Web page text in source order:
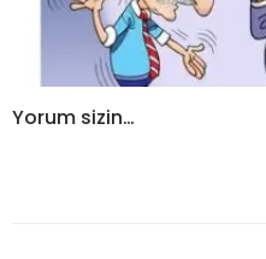
Yorum sizin…